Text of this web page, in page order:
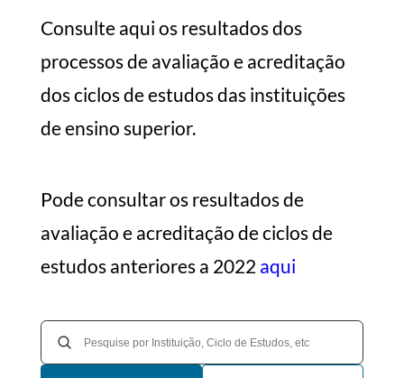
Consulte aqui os resultados dos
processos de avaliação e acreditação
dos ciclos de estudos das instituições
de ensino superior.
Pode consultar os resultados de
avaliação e acreditação de ciclos de
estudos anteriores a 2022 aqui